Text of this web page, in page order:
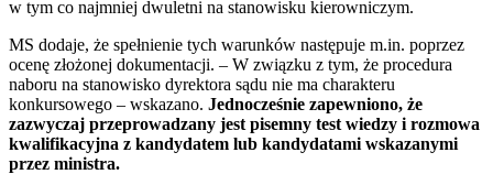
w tym co najmniej dwuletni na stanowisku kierowniczym.
MS dodaje, że spełnienie tych warunków następuje m.in. poprzez
ocenę złożonej dokumentacji. – W związku z tym, że procedura
naboru na stanowisko dyrektora sądu nie ma charakteru
konkursowego – wskazano. Jednocześnie zapewniono, że
zazwyczaj przeprowadzany jest pisemny test wiedzy i rozmowa
kwalifikacyjna z kandydatem lub kandydatami wskazanymi
przez ministra.